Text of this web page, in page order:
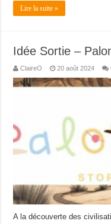
Lire la suite »
Idée Sortie –
ClaireO 20 août 2024
A la découverte des